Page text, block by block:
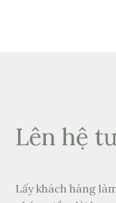
Lên hệ
Lấy khách hàng